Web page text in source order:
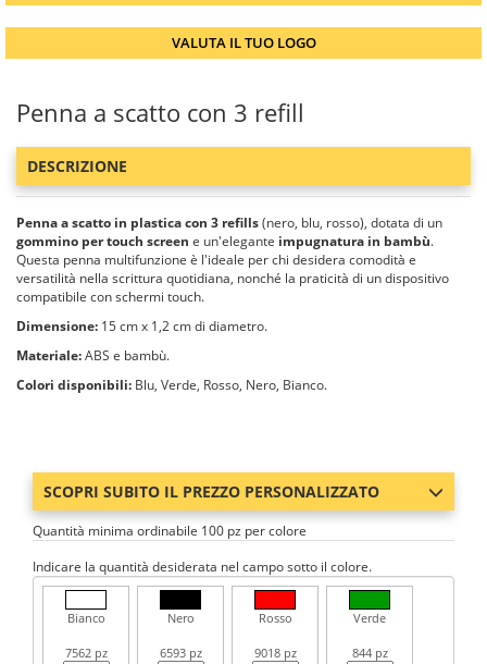
VALUTA IL TUO LOGO
Penna a scatto con 3 refill
DESCRIZIONE
Penna a scatto in plastica con 3 refills(nero, blu, rosso), dotata di un
gommino per touch screen e un'elegante impugnatura in bambù.
Questa penna multifunzione è l'ideale per chi desidera comodità e
versatilità nella scrittura quotidiana, nonché la praticità di un dispositivo
compatibile con schermi touch.
Dimensione: 15 cm x 1,2 cm di diametro.
Materiale:ABS e bambù.
Colori disponibili: Blu, Verde, Rosso, Nero, Bianco.
SCOPRI SUBITO IL PREZZO PERSONALIZZATO
Quantità minima ordinabile 100 pz per colore
Indicare la quantità desiderata nel campo sotto il colore.
Bianco
7562 pz
Nero
6593 pz
Rosso
9018 pz
Verde
844 pz